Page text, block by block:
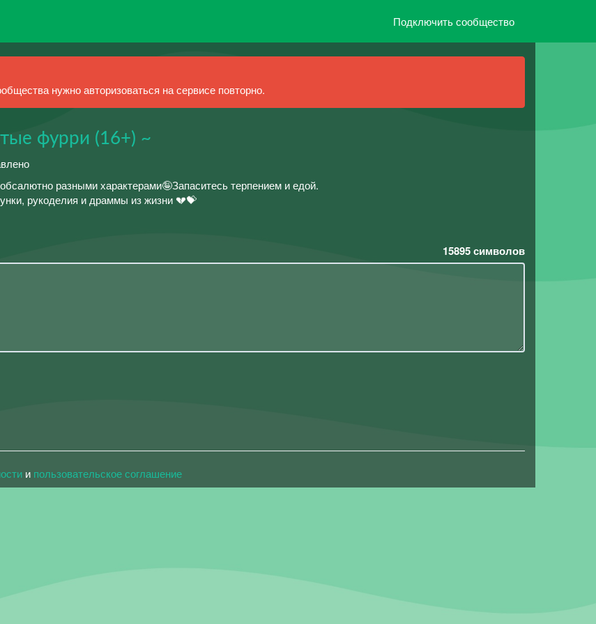
Подключить сообщество
нужно авторизоваться на сервисе повторно.
фурри (16+) ~
разными характерами🤪Запаситесь терпением и едой.
рукоделия и драммы из жизни 💔💝
15895символов
и пользовательское соглашение